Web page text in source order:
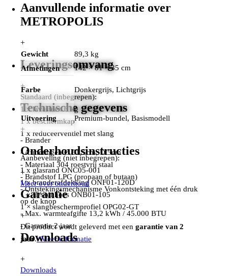
Aanvullende informatie over
METROPOLIS
+
Gewicht
89,3 kg
Afmetingen
142 × 81 × 35 cm
Farbe Donkergrijs, Lichtgrijs
Uitvoering Premium-bundel, Basismodell
Leveringsomvang
+
Standaard (inbegrepen):
1 x lavasteen 6 kg
1 x beschermkap
1 x reduceerventiel met slang
Aanbeveling (niet inbegrepen):
1 x glasrand ONC05-001
1 x branderafdekking ONF01-120D
1 x flessenhoes ONB01-105
1 × slangbeschermprofiel OPG02-GT
Technische gegevens
+
- Brander
- Afmetingen Ø 51,5cm; D 5cm
- Materiaal 304 roestvrij staal
- Brandstof LPG (propaan of butaan)
- Ontstekingsmechanisme Vonkontsteking met één druk
op de knop
- Max. warmteafgifte 13,2 kWh / 45.000 BTU
- Garantie 2 jaar
Onderhoudsinstructies
+
Meer over onderhoud
Garantie
+
Dit product wordt geleverd met een garantie van 2
jaar.+Meer informatie
Downloads
+
Downloads